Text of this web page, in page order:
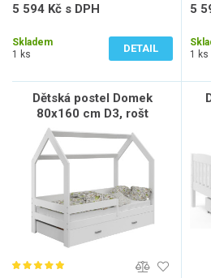
5 594 Kč s DPH
Skladem
1 ks
DETAIL
5
1 ks
Dětská postel Domek
80x160 cm D3, rošt
ZDARMA - bílá, zábrana:
bílá, úlož. prost: bílá,
matrace: bez matrace